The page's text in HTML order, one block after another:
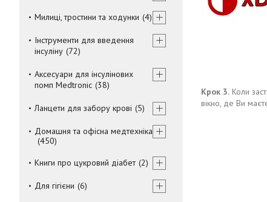
Крок 3. Коли
вікно, де Ви
Милиці, тростини та ходунки 4
Інструменти для введення
інсуліну 72
Аксесуари для інсулінових
помп Medtronic 38
Ланцети для забору крові 5
Домашня та офісна медтехніка
450
Книги про цукровий діабет 2
Для гігієни 6